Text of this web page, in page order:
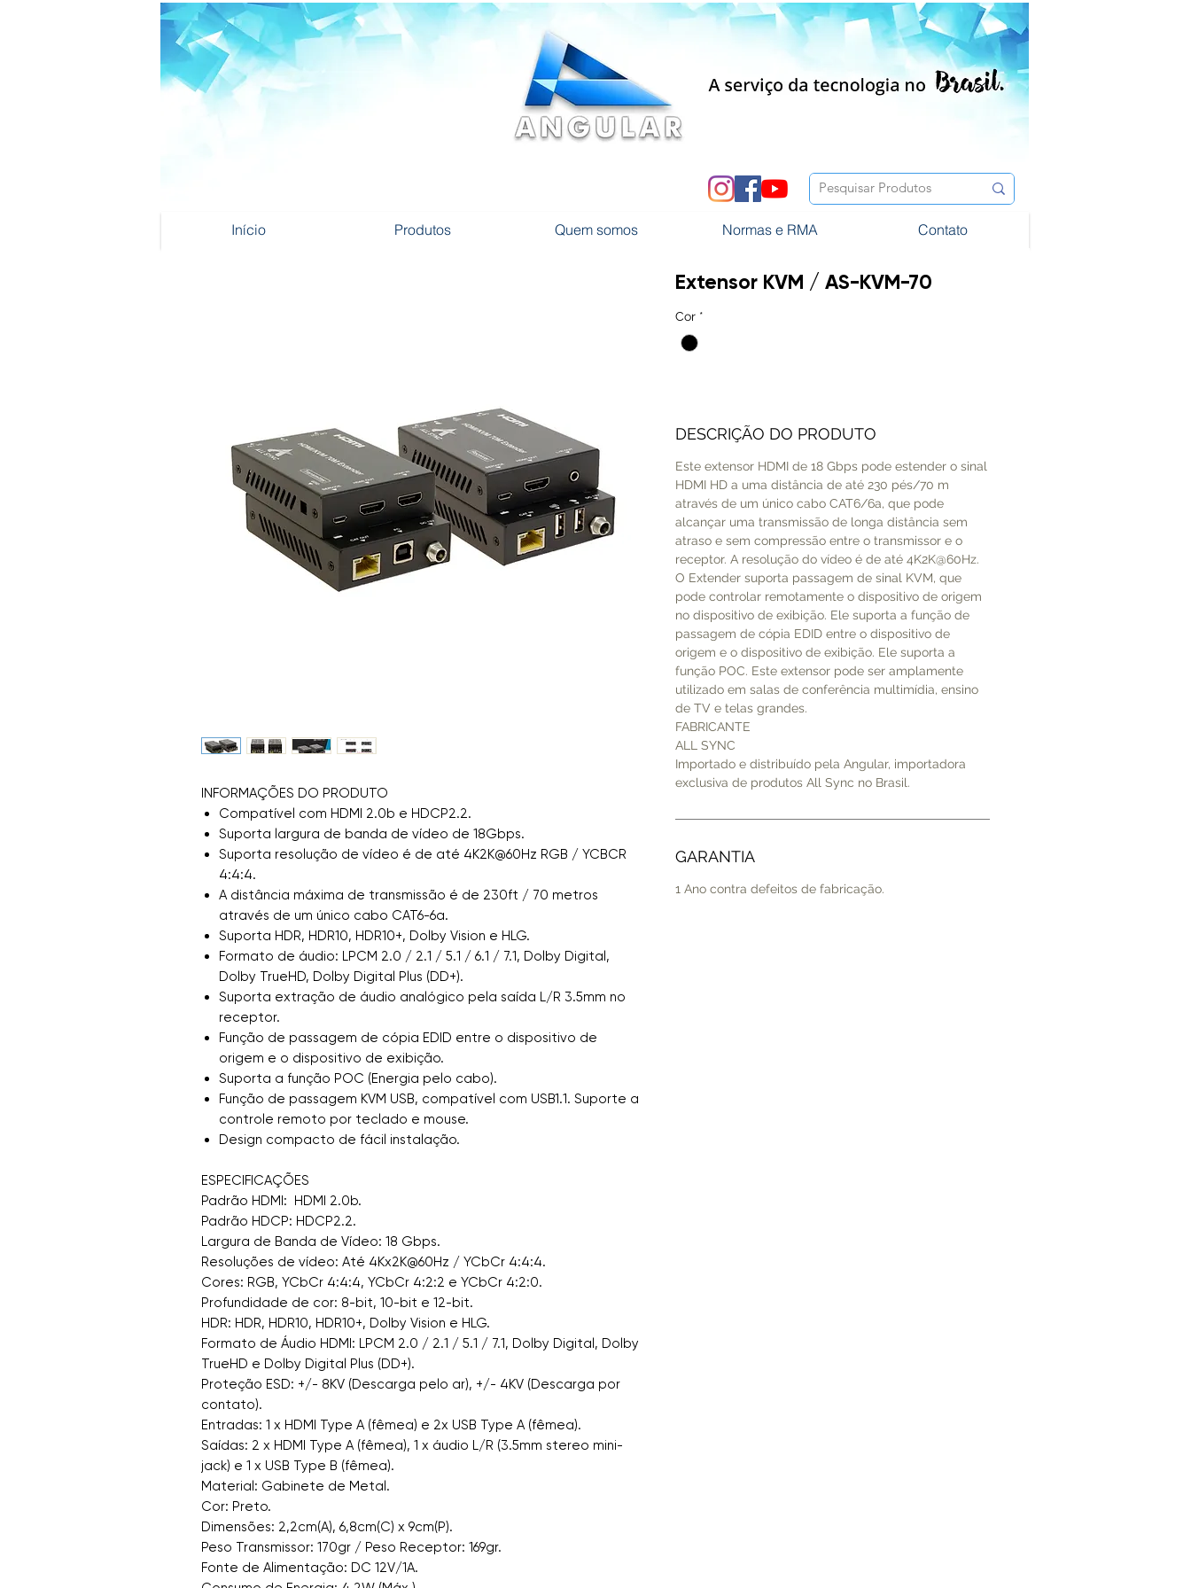
Início Produtos Quem somos Normas e RMA Contato
INFORMAÇÕES DO PRODUTO
Compatível com HDMI 2.0b e HDCP2.2.
Suporta largura de banda de vídeo de 18Gbps.
Suporta resolução de vídeo é de até 4K2K@60Hz RGB / YCBCR
4:4:4.
A distância máxima de transmissão é de 230ft / 70 metros
através de um único cabo CAT6-6a.
Suporta HDR, HDR10, HDR10+, Dolby Vision e HLG.
Formato de áudio: LPCM 2.0 / 2.1 / 5.1 / 6.1 / 7.1, Dolby Digital,
Dolby TrueHD, Dolby Digital Plus (DD+).
Suporta extração de áudio analógico pela saída L/R 3.5mm no
receptor.
Função de passagem de cópia EDID entre o dispositivo de
origem e o dispositivo de exibição.
Suporta a função POC (Energia pelo cabo).
Função de passagem KVM USB, compatível com USB1.1. Suporte a
controle remoto por teclado e mouse.
Design compacto de fácil instalação.
ESPECIFICAÇÕES
Padrão HDMI: HDMI 2.0b.
Padrão HDCP: HDCP2.2.
Largura de Banda de Vídeo: 18 Gbps.
Resoluções de vídeo: Até 4Kx2K@60Hz / YCbCr 4:4:4.
Cores: RGB, YCbCr 4:4:4, YCbCr 4:2:2 e YCbCr 4:2:0.
Profundidade de cor: 8-bit, 10-bit e 12-bit.
HDR: HDR, HDR10, HDR10+, Dolby Vision e HLG.
Formato de Áudio HDMI: LPCM 2.0 / 2.1 / 5.1 / 7.1, Dolby Digital, Dolby
TrueHD e Dolby Digital Plus (DD+).
Proteção ESD: +/- 8KV (Descarga pelo ar), +/- 4KV (Descarga por
contato).
Entradas: 1 x HDMI Type A (fêmea) e 2x USB Type A (fêmea).
Saídas: 2 x HDMI Type A (fêmea), 1 x áudio L/R (3.5mm stereo mini-
jack) e 1 x USB Type B (fêmea).
Material: Gabinete de Metal.
Cor: Preto.
Dimensões: 2,2cm(A), 6,8cm(C) x 9cm(P).
Peso Transmissor: 170gr / Peso Receptor: 169gr.
Fonte de Alimentação: DC 12V/1A.
Extensor KVM / AS-KVM-70
Cor *
DESCRIÇÃO DO PRODUTO
Este extensor HDMI de 18 Gbps pode estender o sinal
HDMI HD a uma distância de até 230 pés/70 m
através de um único cabo CAT6/6a, que pode
alcançar uma transmissão de longa distância sem
atraso e sem compressão entre o transmissor e o
receptor. A resolução do vídeo é de até 4K2K@60Hz.
O Extender suporta passagem de sinal KVM, que
pode controlar remotamente o dispositivo de origem
no dispositivo de exibição. Ele suporta a função de
passagem de cópia EDID entre o dispositivo de
origem e o dispositivo de exibição. Ele suporta a
função POC. Este extensor pode ser amplamente
utilizado em salas de conferência multimídia, ensino
de TV e telas grandes.
FABRICANTE
ALL SYNC
Importado e distribuído pela Angular, importadora
exclusiva de produtos All Sync no Brasil.
GARANTIA
1 Ano contra defeitos de fabricação.